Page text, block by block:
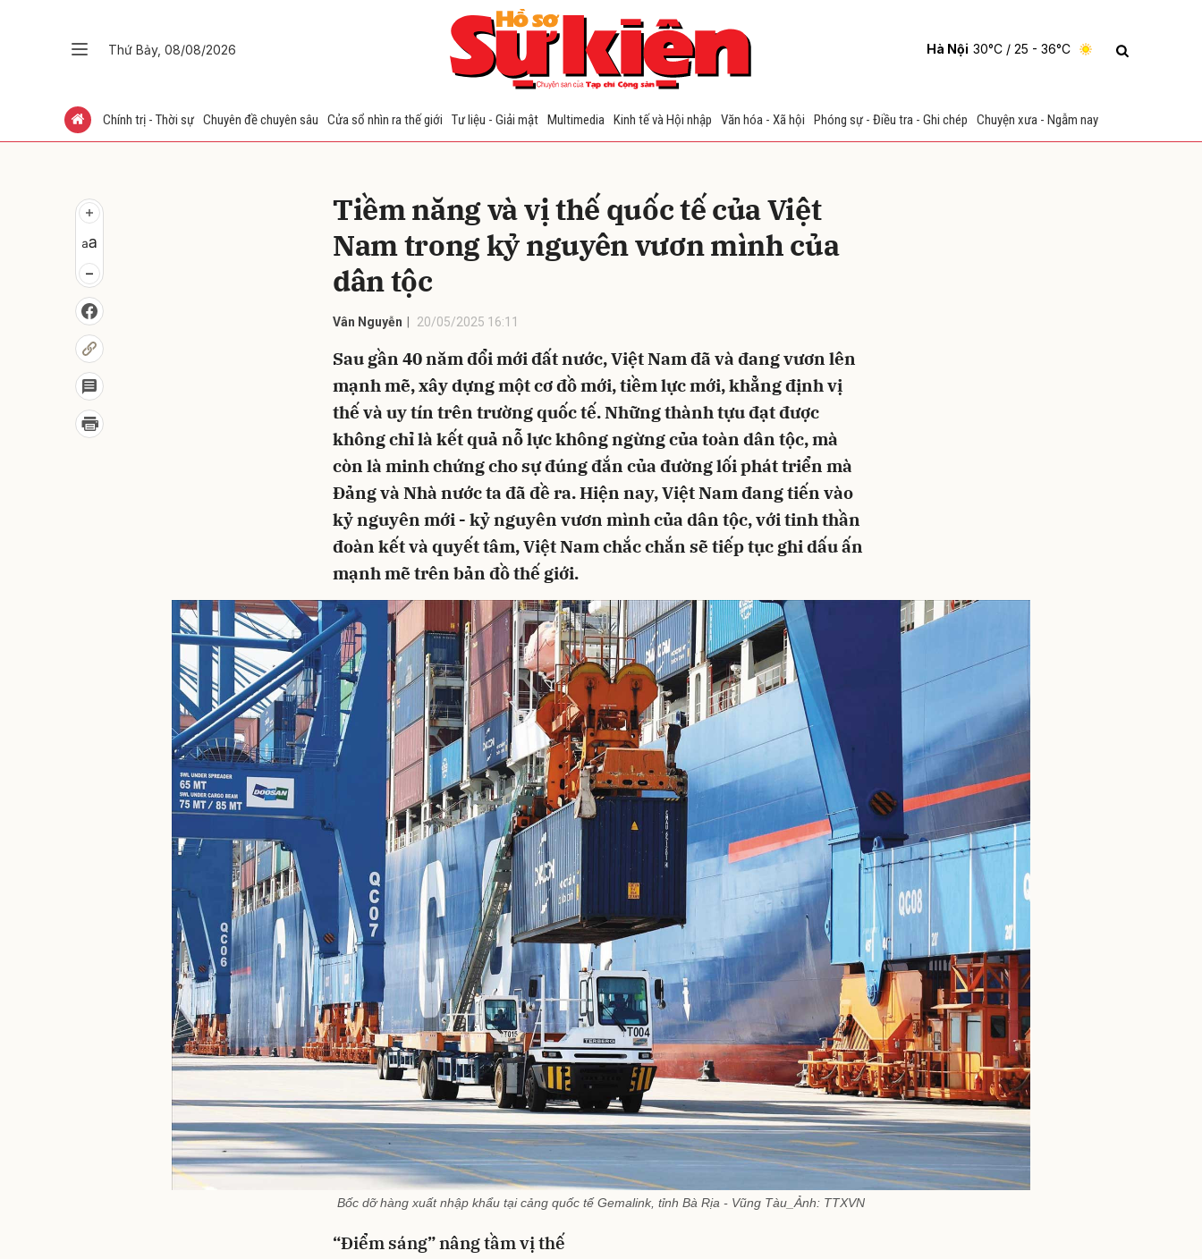
Thứ Bảy, 08/08/2026 Hà Nội 30°C / 25 - 36°C
Chính trị - Thời sự Chuyên đề chuyên sâu Cửa sổ nhìn ra thế giới Tư liệu - Giải mật Multimedia Kinh tế và Hội nhập Văn hóa - Xã hội Phóng sự - Điều tra - Ghi chép Chuyện xưa - Ngẫm nay
Tiềm năng và vị thế quốc tế của Việt
Nam trong kỷ nguyên vươn mình của
dân tộc
Vân Nguyễn 20/05/2025 16:11
Sau gần 40 năm đổi mới đất nước, Việt Nam đã và đang vươn lên
mạnh mẽ, xây dựng một cơ đồ mới, tiềm lực mới, khẳng định vị
thế và uy tín trên trường quốc tế. Những thành tựu đạt được
không chỉ là kết quả nỗ lực không ngừng của toàn dân tộc, mà
còn là minh chứng cho sự đúng đắn của đường lối phát triển mà
Đảng và Nhà nước ta đã đề ra. Hiện nay, Việt Nam đang tiến vào
kỷ nguyên mới - kỷ nguyên vươn mình của dân tộc, với tinh thần
đoàn kết và quyết tâm, Việt Nam chắc chắn sẽ tiếp tục ghi dấu ấn
mạnh mẽ trên bản đồ thế giới.
Bốc dỡ hàng xuất nhập khẩu tại cảng quốc tế Gemalink, tỉnh Bà Rịa - Vũng Tàu_Ảnh: TTXVN
“Điểm sáng” nâng tầm vị thế